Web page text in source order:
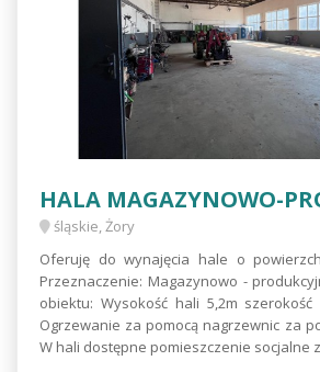
HALA MAGAZYNOWO-
śląskie, Żory
Oferuję do wynajęcia hale o
Przeznaczenie: Magazynowo -
obiektu: Wysokość hali 5,2m szerokość
Ogrzewanie za pomocą nagrzewnic za
W hali dostępne pomieszczenie socjalne z